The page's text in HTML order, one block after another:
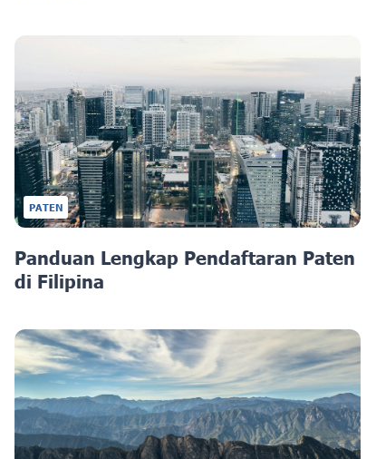
PATEN
Panduan Lengkap Pendaftaran Paten
di Filipina